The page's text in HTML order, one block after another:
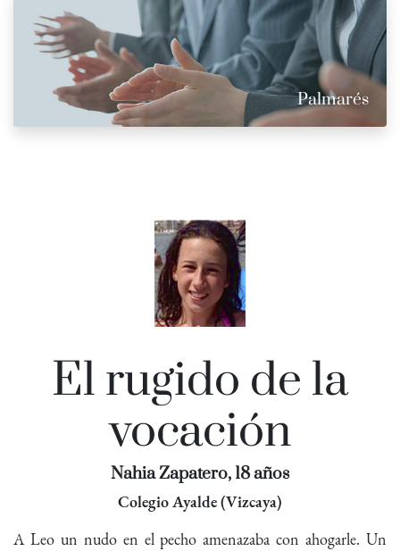
Palmarés
El rugido de la
vocación
Nahia Zapatero, 18 años
Colegio Ayalde (Vizcaya)
A Leo un nudo en el pecho amenazaba con ahogarle. Un